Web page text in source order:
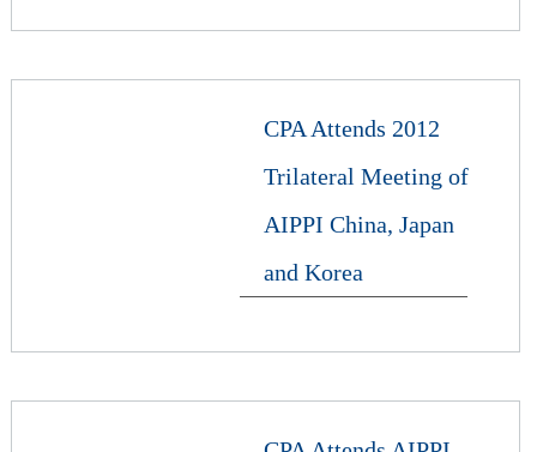
CPA Attends 2012
Trilateral Meeting of
AIPPI China, Japan
and Korea